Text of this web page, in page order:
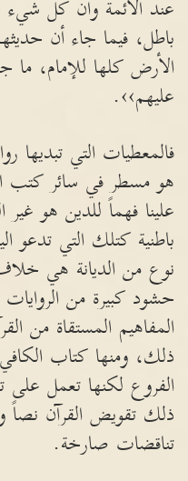
عند الأئمة وان كل
باطل، فيما جاء أن
الأرض كلها للإمام، ما
عليهم››.
فالمعطيات التي تبديها
هو مسطر في سائر كتب
علينا فهماً للدين هو غير
باطنية كتلك التي تدعو
نوع من الديانة هي خلاف
حشود كبيرة من
المفاهيم المستقاة من
ذلك، ومنها كتاب
الفروع لكنها تعمل
ذلك تقويض القرآن نصاً
تناقضات صارخة.